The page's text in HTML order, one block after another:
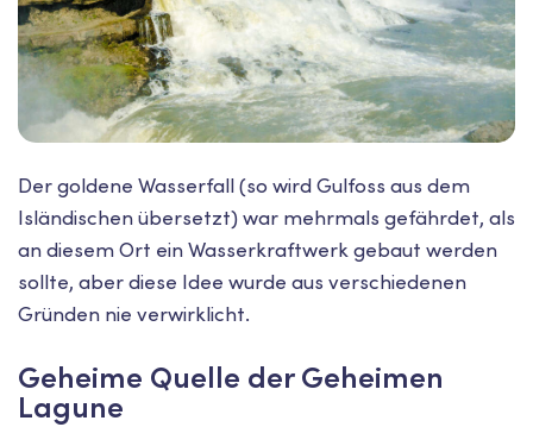
Der goldene Wasserfall (so wird Gulfoss aus dem
Isländischen übersetzt) war mehrmals gefährdet, als
an diesem Ort ein Wasserkraftwerk gebaut werden
sollte, aber diese Idee wurde aus verschiedenen
Gründen nie verwirklicht.
Geheime Quelle der Geheimen
Lagune